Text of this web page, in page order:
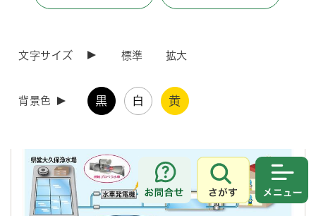
文字サイズ 標準 拡大
背景色 黒 白 黄
お問合せ
さがす
さいたま市水道局では、2050年二酸化炭素排出実質ゼロ(ゼロカーボン
として、埼玉県の浄水場から送られてくる水の圧力と流量を利用した小
水力発電を市内4か所で実施しています。